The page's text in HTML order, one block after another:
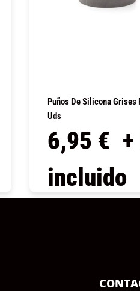
Puños De Silicona Grises
Uds
6,95 €
incluido